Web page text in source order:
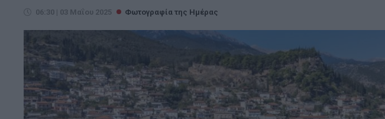
06:30 | 03 Μαΐου 2025 Φωτογραφία της Ημέρας